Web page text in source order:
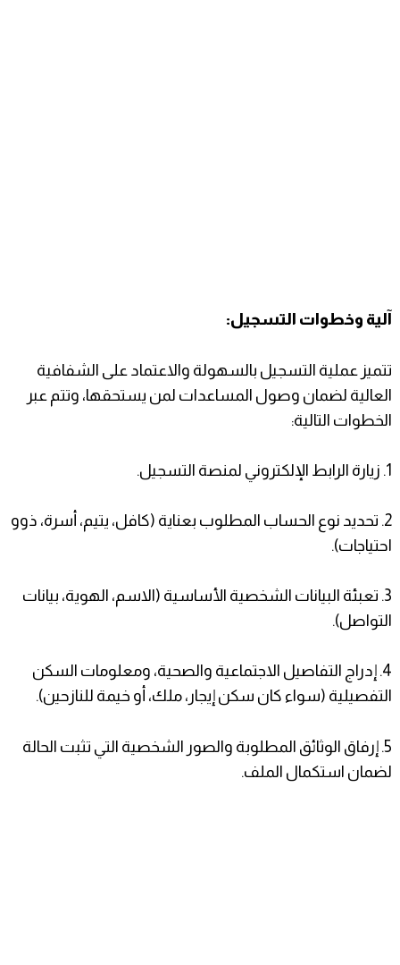
​آلية وخطوات التسجيل:
تتميز عملية التسجيل بالسهولة والاعتماد على الشفافية
العالية لضمان وصول المساعدات لمن يستحقها، وتتم عبر
الخطوات التالية:
1. ​زيارة الرابط الإلكتروني لمنصة التسجيل.
2. ​تحديد نوع الحساب المطلوب بعناية (كافل، يتيم، أسرة، ذوو
احتياجات).
3. ​تعبئة البيانات الشخصية الأساسية (الاسم، الهوية، بيانات
التواصل).
4. ​إدراج التفاصيل الاجتماعية والصحية، ومعلومات السكن
التفصيلية (سواء كان سكن إيجار، ملك، أو خيمة للنازحين).
5. ​إرفاق الوثائق المطلوبة والصور الشخصية التي تثبت الحالة
لضمان استكمال الملف.